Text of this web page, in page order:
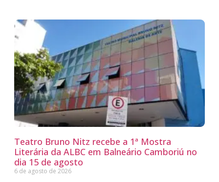
Teatro Bruno Nitz recebe a 1ª Mostra
Literária da ALBC em Balneário Camboriú no
dia 15 de agosto
6 de agosto de 2026